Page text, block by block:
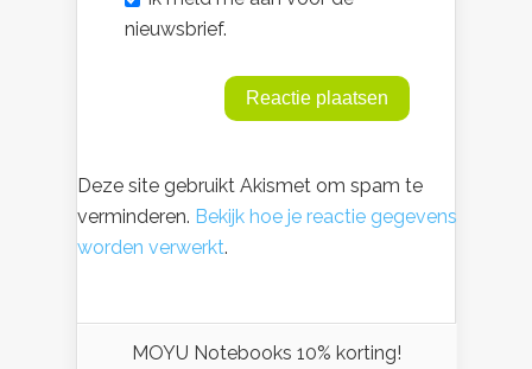
nieuwsbrief.
Deze site gebruikt Akismet om spam te
verminderen. Bekijk hoe je reactie gegevens
worden verwerkt.
MOYU Notebooks 10% korting!